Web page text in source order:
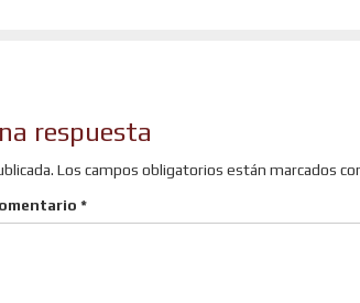
respuesta
Los campos obligatorios están marcados
*